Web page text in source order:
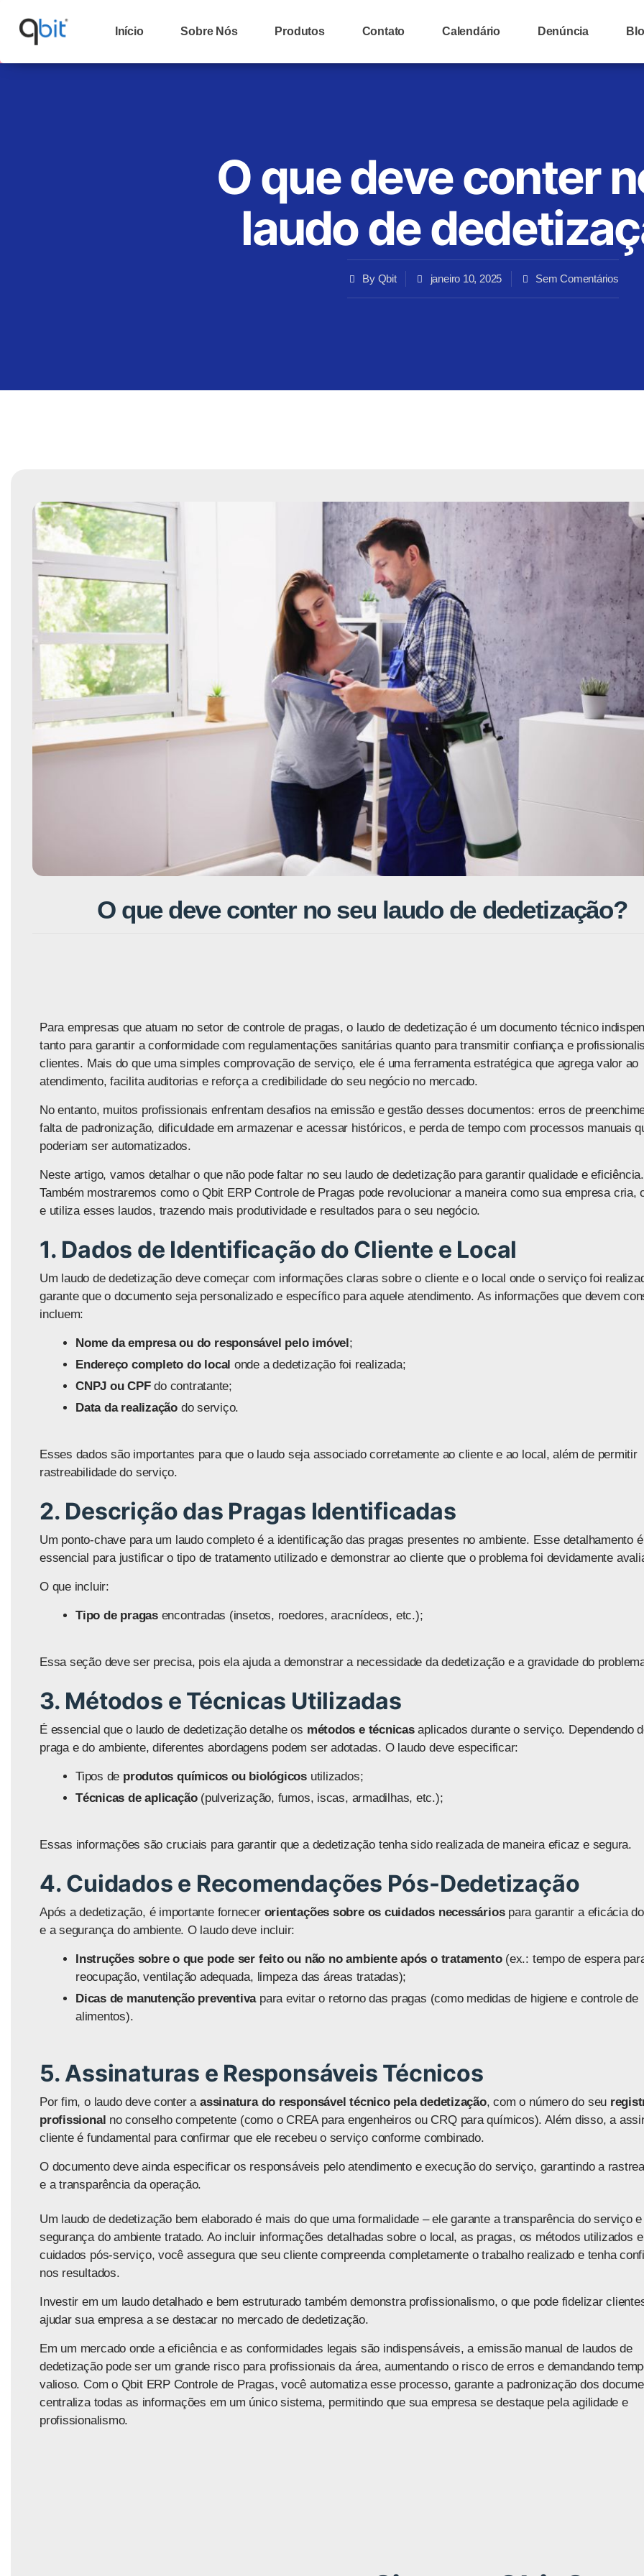
Início Sobre Nós Produtos Contato Calendário Denúncia
O que deve conter
laudo de
ByQbit janeiro 10, 2025 Sem Comentários
O que deve conter no seu laudo de dedetização?
Para empresas que atuam no setor de controle de pragas, o laudo de dedetizaçãoé um documento técnico
tanto para garantir a conformidade com regulamentações sanitárias quanto para transmitir confiança e
clientes. Mais do que uma simples comprovação de serviço, ele é uma ferramenta estratégica que agrega valor ao
atendimento, facilita auditorias e reforça a credibilidade do seu negócio no mercado.
No entanto, muitos profissionais enfrentam desafios na emissão e gestão desses documentos: erros de
falta de padronização, dificuldade em armazenar e acessar históricos, e perda de tempo com processos manuais
poderiam ser automatizados.
Neste artigo, vamos detalharo que não pode faltar no seu laudo de dedetizaçãopara garantir qualidade e eficiência.
Também mostraremos como oQbit ERP Controle de Pragas pode revolucionar a maneira como sua empresa cria,
e utiliza esses laudos, trazendo mais produtividade e resultados para o seu negócio.
1. Dados de Identificação do Cliente e Local
Um laudo de dedetização deve começar com informações claras sobre o cliente e o local onde o serviço foi
garante que o documento seja personalizado e específico para aquele atendimento. As informações que devem
incluem:
Nome da empresa ou do responsável pelo imóvel;
Endereço completo do local onde a dedetização foi realizada;
CNPJ ou CPFdo contratante;
Data da realizaçãodo serviço.
Esses dados são importantes para que o laudo seja associado corretamente ao cliente e ao local, além de permitir
rastreabilidade do serviço.
2. Descrição das Pragas Identificadas
Um ponto-chave para um laudo completo é a identificação das pragas presentes no ambiente. Esse detalhamento é
essencial para justificar o tipo de tratamento utilizado e demonstrar ao cliente que o problema foi devidamente
O que incluir:
Tipo de pragasencontradas (insetos, roedores, aracnídeos, etc.);
Essa seção deve ser precisa, pois ela ajuda a demonstrar a necessidade da dedetização e a gravidade do
3. Métodos e Técnicas Utilizadas
É essencial que o laudo de dedetização detalhe os métodos e técnicasaplicados durante o serviço. Dependendo
praga e do ambiente, diferentes abordagens podem ser adotadas. O laudo deve especificar:
Tipos de produtos químicos ou biológicos utilizados;
Técnicas de aplicação(pulverização, fumos, iscas, armadilhas, etc.);
Essas informações são cruciais para garantir que a dedetização tenha sido realizada de maneira eficaz e segura.
4. Cuidados e Recomendações Pós-Dedetização
Após a dedetização, é importante fornecer orientações sobre os cuidados necessáriospara garantir a eficácia
e a segurança do ambiente. O laudo deve incluir:
Instruções sobre o que pode ser feito ou não no ambiente após o tratamento(ex.: tempo de espera
reocupação, ventilação adequada, limpeza das áreas tratadas);
Dicas de manutenção preventivapara evitar o retorno das pragas (como medidas de higiene e controle de
alimentos).
5. Assinaturas e Responsáveis Técnicos
Por fim, o laudo deve conter aassinatura do responsável técnico pela dedetização, com o número do seu
profissional no conselho competente (como o CREA para engenheiros ou CRQ para químicos). Além disso, a
cliente é fundamental para confirmar que ele recebeu o serviço conforme combinado.
O documento deve ainda especificar os responsáveis pelo atendimento e execução do serviço, garantindo a
e a transparência da operação.
Um laudo de dedetizaçãobem elaborado é mais do que uma formalidade – ele garante a transparência do serviço
segurança do ambiente tratado. Ao incluir informações detalhadas sobre o local, as pragas, os métodos utilizados
cuidados pós-serviço, você assegura que seu cliente compreenda completamente o trabalho realizado e tenha
nos resultados.
Investir em um laudo detalhado e bem estruturado também demonstra profissionalismo, o que pode fidelizar
ajudar sua empresa a se destacar no mercado de dedetização.
Em um mercado onde a eficiência e as conformidades legais são indispensáveis, a emissão manual de laudos de
dedetização pode ser um grande risco para profissionais da área, aumentando o risco de erros e demandando
valioso. Com o Qbit ERP Controle de Pragas, você automatiza esse processo, garante a padronização dos
centraliza todas as informações em um único sistema, permitindo que sua empresa se destaque pela agilidade e
profissionalismo.